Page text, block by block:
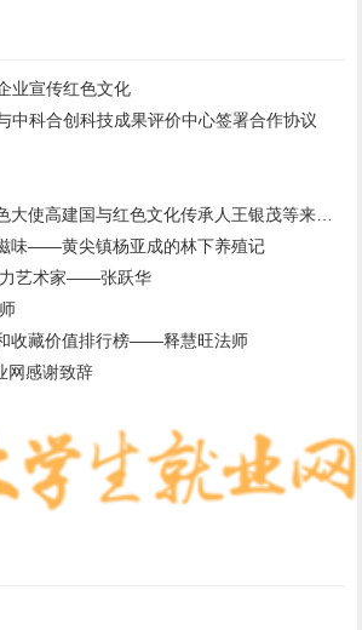
业宣传红色文化
中科合创科技成果评价中心签署合作协议
使高建国与红色文化传承人王银茂等来登仙桥
味——黄尖镇杨亚成的林下养殖记
力艺术家——张跃华
收藏价值排行榜——释慧旺法师
网感谢致辞